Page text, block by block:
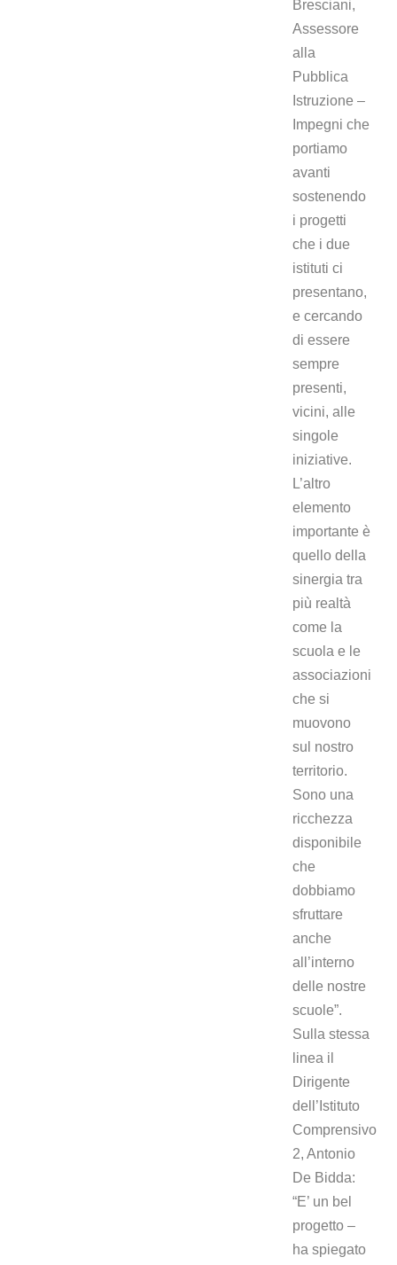
Bresciani,
Assessore
alla
Pubblica
Istruzione –
Impegni che
portiamo
avanti
sostenendo
i progetti
che i due
istituti ci
presentano,
e cercando
di essere
sempre
presenti,
vicini, alle
singole
iniziative.
L’altro
elemento
importante è
quello della
sinergia tra
più realtà
come la
scuola e le
associazioni
che si
muovono
sul nostro
territorio.
Sono una
ricchezza
disponibile
che
dobbiamo
sfruttare
anche
all’interno
delle nostre
scuole”.
Sulla stessa
linea il
Dirigente
dell’Istituto
Comprensivo
2, Antonio
De Bidda:
“E’ un bel
progetto –
ha spiegato